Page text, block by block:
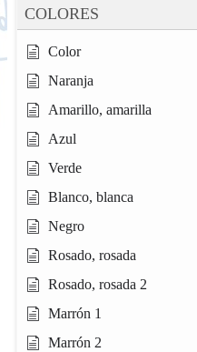
COLORES
Color
Naranja
Amarillo, amarilla
Azul
Verde
Blanco, blanca
Negro
Rosado, rosada
Rosado, rosada 2
Marrón 1
Marrón 2